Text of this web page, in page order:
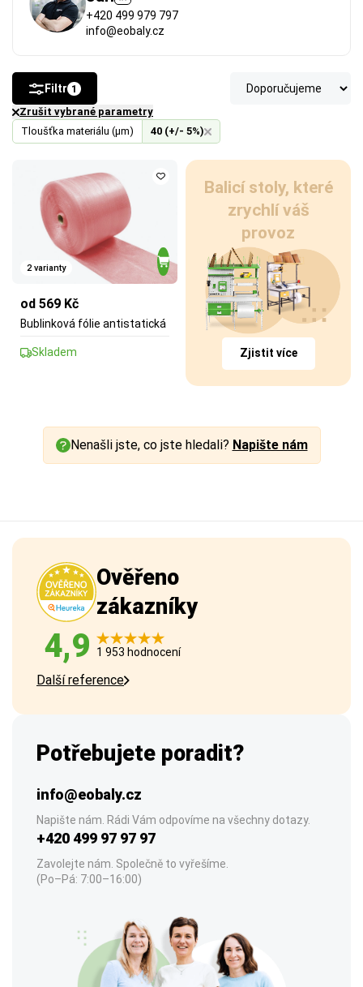
+420 499 979 797
info@eobaly.cz
Tloušťka materiálu (µm) 40 (+/- 5%)
Zrušit vybrané parametry
Filtr 1
2 varianty
od 569 Kč
Bublinková fólie antistatická
Skladem
Balicí stoly, které
zrychlí váš
provoz
Zjistit více
Nenašli jste, co jste hledali? Napište nám
Ověřeno
zákazníky
4,9 1 953 hodnocení
Další reference
Potřebujete poradit?
info@eobaly.cz
Napište nám. Rádi Vám odpovíme na všechny dotazy.
+420 499 97 97 97
Zavolejte nám. Společně to vyřešíme.
(Po–Pá: 7:00–16:00)